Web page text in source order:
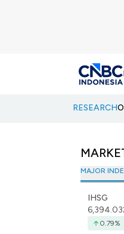
RESEARCH
MAJOR
IHSG
0.79%